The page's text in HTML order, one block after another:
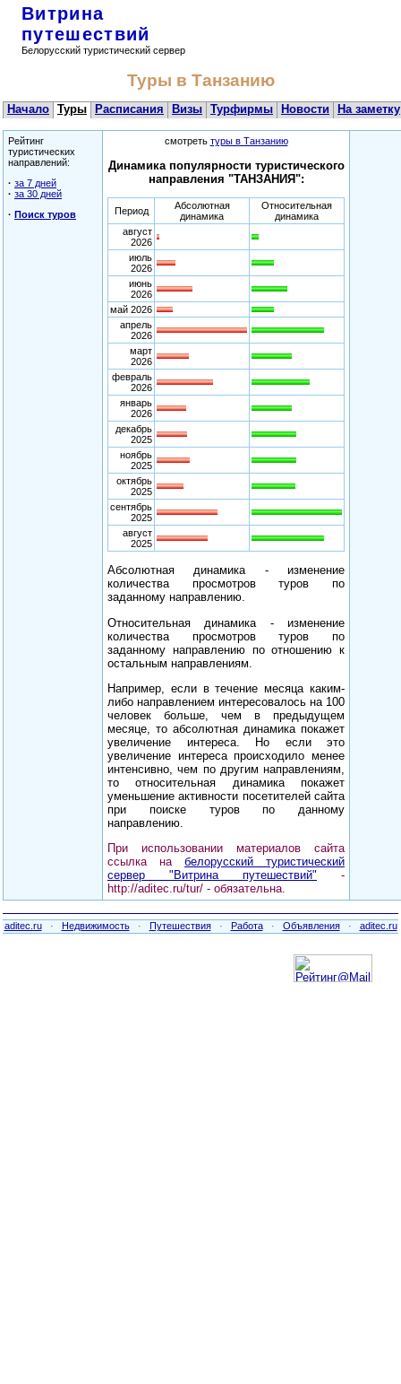
Витрина
путешествий
Белорусский туристический сервер
Туры в Танзанию
Начало Туры Расписания Визы Турфирмы Новости На заметку
Рейтинг
туристических
направлений:
· за 7 дней
· за 30 дней
· Поиск туров
смотреть туры в Танзанию
Динамика популярности туристического
направления "ТАНЗАНИЯ":
Период
Абсолютная
динамика
Относительная
динамика
август
2026
июль
2026
июнь
2026
май 2026
апрель
2026
март
2026
февраль
2026
январь
2026
декабрь
2025
ноябрь
2025
октябрь
2025
сентябрь
2025
август
2025
Абсолютная динамика - изменение
количества просмотров туров по
заданному направлению.
Относительная динамика - изменение
количества просмотров туров по
заданному направлению по отношению к
остальным направлениям.
Например, если в течение месяца каким-
либо направлением интересовалось на 100
человек больше, чем в предыдущем
месяце, то абсолютная динамика покажет
увеличение интереса. Но если это
увеличение интереса происходило менее
интенсивно, чем по другим направлениям,
то относительная динамика покажет
уменьшение активности посетителей сайта
при поиске туров по данному
направлению.
При использовании материалов сайта
ссылка на белорусский туристический
сервер "Витрина путешествий" -
http://aditec.ru/tur/ - обязательна.
aditec.ru· Недвижимость· Путешествия· Работа· Объявления· aditec.ru